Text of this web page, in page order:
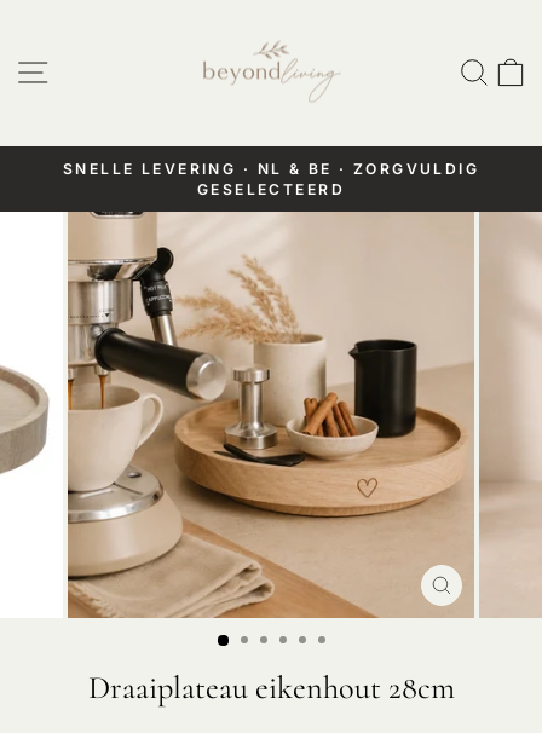
artikel
Pauzeer
SNELLE LEVERING · NL & BE · ZORGVULDIG
GESELECTEERD
SLUIT
Draaiplateau eikenhout 28cm